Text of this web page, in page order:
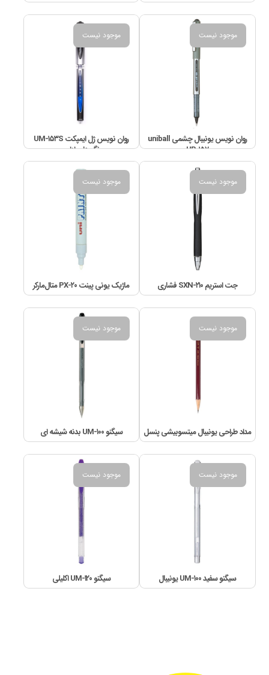
روان نويس یونیبال چشمی uniball
UB-۱۵۷
موجود نیست
روان نویس ژل ایمپکت UM-۱۵۳S
رنگ‌های اداری
موجود نیست
جت استریم SXN-۲۱۰ فشاری
موجود نیست
ماژیک یونی پینت PX-۲۰ متال‌مارکر
موجود نیست
مداد طراحی یونیبال میتسوبیشی پنسل
موجود نیست
سیگنو UM-۱۰۰ بدنه شیشه ای
موجود نیست
سیگنو سفید UM-۱۰۰ یونیبال
موجود نیست
سیگنو UM-۱۲۰ اکلیلی
موجود نیست